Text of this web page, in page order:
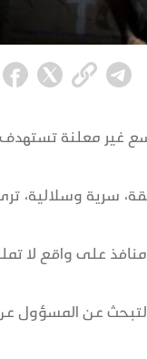
غير معلنة تستهدف
سرية وسلالية،
على واقع لا
لتبحث عن المسؤول